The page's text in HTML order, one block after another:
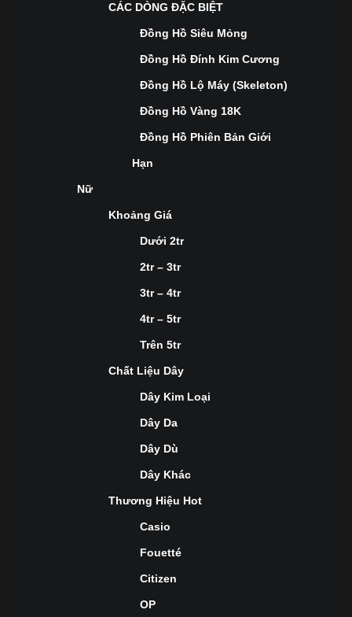
CÁC DÒNG ĐẶC BIỆT
Đồng Hồ Siêu Mỏng
Đồng Hồ Đính Kim Cương
Đồng Hồ Lộ Máy (Skeleton)
Đồng Hồ Vàng 18K
Đồng Hồ Phiên Bản Giới
Hạn
Nữ
Khoảng Giá
Dưới 2tr
2tr – 3tr
3tr – 4tr
4tr – 5tr
Trên 5tr
Chất Liệu Dây
Dây Kim Loại
Dây Da
Dây Dù
Dây Khác
Thương Hiệu Hot
Casio
Fouetté
Citizen
OP